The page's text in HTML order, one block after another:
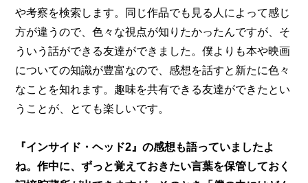
や考察を検索します。同じ作品でも見る人によって感じ
方が違うので、色々な視点が知りたかったんですが、そ
ういう話ができる友達ができました。僕よりも本や映画
についての知識が豊富なので、感想を話すと新たに色々
なことを知れます。趣味を共有できる友達ができたとい
うことが、とても楽しいです。
『インサイド・ヘッド2』の感想も語っていましたよ
ね。作中に、ずっと覚えておきたい言葉を保管しておく